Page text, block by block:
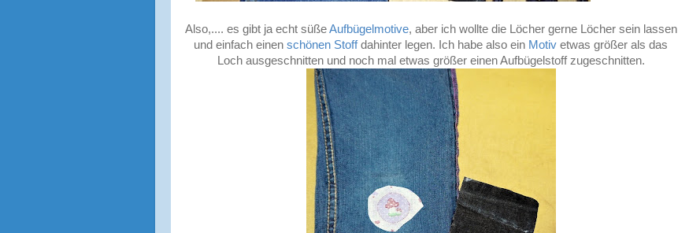
Also,.... es gibt ja echt süßeAufbügelmotive, aber ich wollte die Löcher gerne Löcher sein lassen
und einfach einen schönen Stoffdahinter legen. Ich habe also ein Motiv etwas größer als das
Loch ausgeschnitten und noch mal etwas größer einen Aufbügelstoff zugeschnitten.